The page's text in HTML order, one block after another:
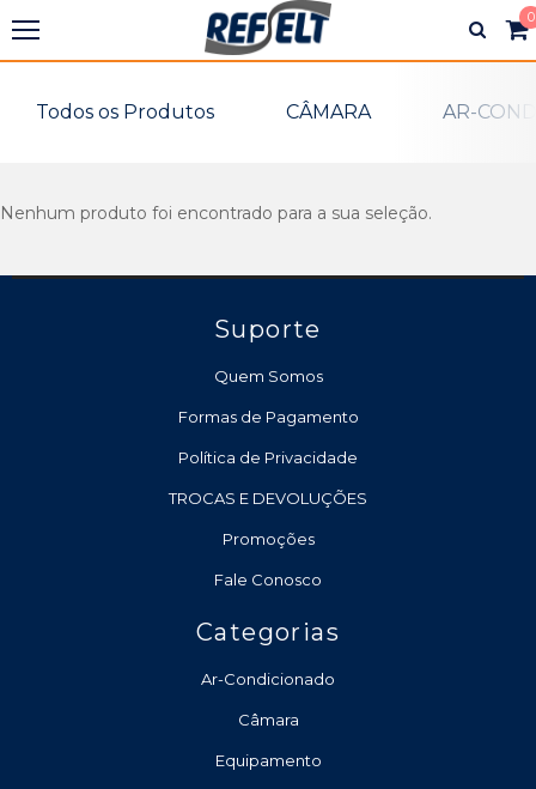
0
Todos os Produtos CÂMARA AR-
Nenhum produto foi encontrado para a sua seleção.
Suporte
Quem Somos
Formas de Pagamento
Política de Privacidade
TROCAS E DEVOLUÇÕES
Promoções
Fale Conosco
Categorias
Ar-Condicionado
Câmara
Equipamento